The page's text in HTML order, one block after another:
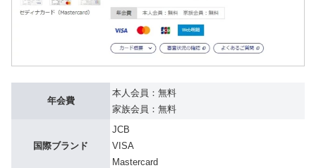
年会費
本人会員：無料
家族会員：無料
国際ブランド
JCB
VISA
Mastercard